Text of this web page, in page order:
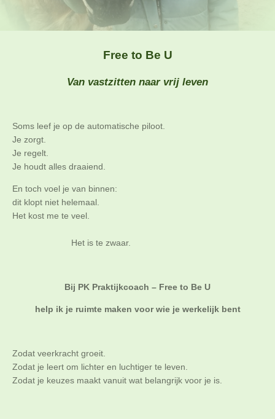
Free to Be U
Van vastzitten naar vrij leven
Soms leef je op de automatische piloot.
Je zorgt.
Je regelt.
Je houdt alles draaiend.
En toch voel je van binnen:
dit klopt niet helemaal.
Het kost me te veel.
Het is te zwaar.
Bij PK Praktijkcoach – Free to Be U
help ik je ruimte maken voor wie je werkelijk bent
Zodat veerkracht groeit.
Zodat je leert om lichter en luchtiger te leven.
Zodat je keuzes maakt vanuit wat belangrijk voor je is.